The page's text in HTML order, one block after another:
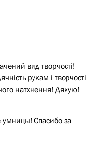
вид творчості!
рукам і творчості
натхнення! Дякую!
умницы! Спасибо за